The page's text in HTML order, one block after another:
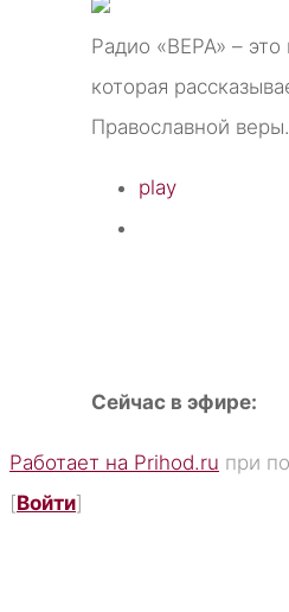
Радио «ВЕРА» – это
которая
Православной веры.
play
Сейчас в эфире:
Работает на Prihod.ru при
[Войти]